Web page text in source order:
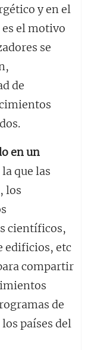
y en el
es el motivo
se
de
en un
que las
los
científicos,
edificios, etc
compartir
de
países del